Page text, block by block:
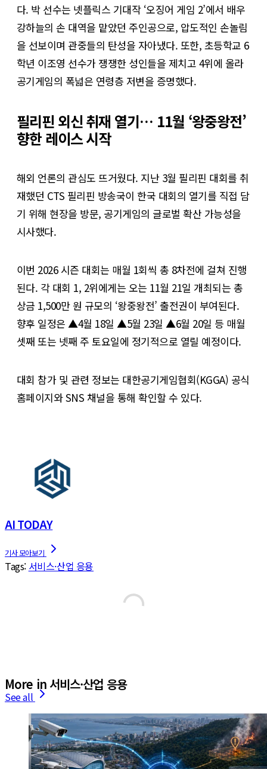
다. 박 선수는 넷플릭스 기대작 ‘오징어 게임 2’에서 배우
강하늘의 손 대역을 맡았던 주인공으로, 압도적인 손놀림
을 선보이며 관중들의 탄성을 자아냈다. 또한, 초등학교 6
학년 이조영 선수가 쟁쟁한 성인들을 제치고 4위에 올라
공기게임의 폭넓은 연령층 저변을 증명했다.
필리핀 외신 취재 열기… 11월 ‘왕중왕전’
향한 레이스 시작
해외 언론의 관심도 뜨거웠다. 지난 3월 필리핀 대회를 취
재했던 CTS 필리핀 방송국이 한국 대회의 열기를 직접 담
기 위해 현장을 방문, 공기게임의 글로벌 확산 가능성을
시사했다.
이번 2026 시즌 대회는 매월 1회씩 총 8차전에 걸쳐 진행
된다. 각 대회 1, 2위에게는 오는 11월 21일 개최되는 총
상금 1,500만 원 규모의 ‘왕중왕전’ 출전권이 부여된다.
향후 일정은 ▲4월 18일 ▲5월 23일 ▲6월 20일 등 매월
셋째 또는 넷째 주 토요일에 정기적으로 열릴 예정이다.
대회 참가 및 관련 정보는 대한공기게임협회(KGGA) 공식
홈페이지와 SNS 채널을 통해 확인할 수 있다.
AI TODAY
Tags: 서비스·산업 응용
More in 서비스·산업 응용
See all